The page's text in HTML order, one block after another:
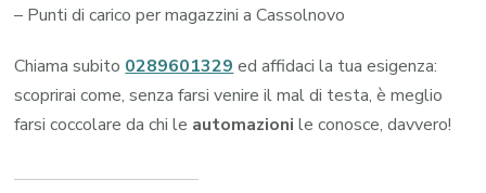
– Punti di carico per magazzini a Cassolnovo
Chiama subito 0289601329 ed affidaci la tua esigenza:
scoprirai come, senza farsi venire il mal di testa, è meglio
farsi coccolare da chi le automazioni le conosce, davvero!